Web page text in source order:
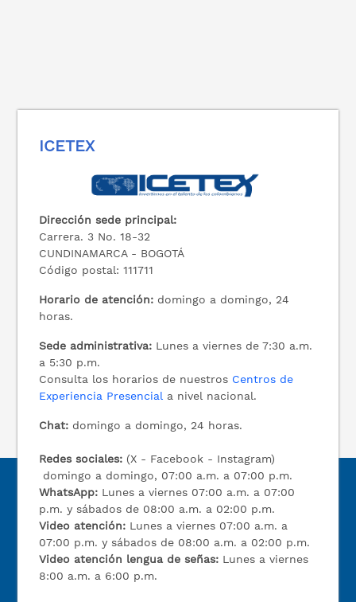
ICETEX
Dirección sede principal:
Carrera. 3 No. 18-32
CUNDINAMARCA - BOGOTÁ
Código postal: 111711
Horario de atención: domingo a domingo, 24
horas.
Sede administrativa: Lunes a viernes de 7:30 a.m.
a 5:30 p.m.
Consulta los horarios de nuestros Centros de
Experiencia Presencial a nivel nacional.
Chat: domingo a domingo, 24 horas.
Redes sociales: (X - Facebook - Instagram)
domingo a domingo, 07:00 a.m. a 07:00 p.m.
WhatsApp: Lunes a viernes 07:00 a.m. a 07:00
p.m. y sábados de 08:00 a.m. a 02:00 p.m.
Video atención: Lunes a viernes 07:00 a.m. a
07:00 p.m. y sábados de 08:00 a.m. a 02:00 p.m.
Video atención lengua de señas: Lunes a viernes
8:00 a.m. a 6:00 p.m.